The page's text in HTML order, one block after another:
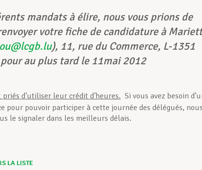
mandats à élire, nous vous prions de
votre fiche de candidature à
), 11, rue du Commerce, L-1351
au plus tard le 11mai 2012
priés d’utiliser leur crédit d’heures. Si vous avez besoin
pour pouvoir participer à cette journée des délégués,
le signaler dans les meilleurs délais.
LA LISTE